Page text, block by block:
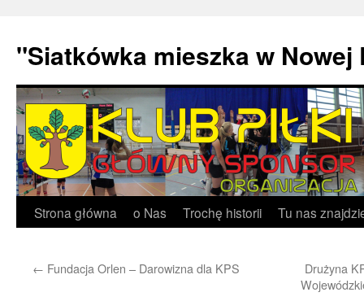
"Siatkówka mieszka w Nowej
Przejdź
treści
Strona główna o Nas Trochę historii Tu nas
← Fundacja Orlen – Darowizna dla KPS
Drużyna